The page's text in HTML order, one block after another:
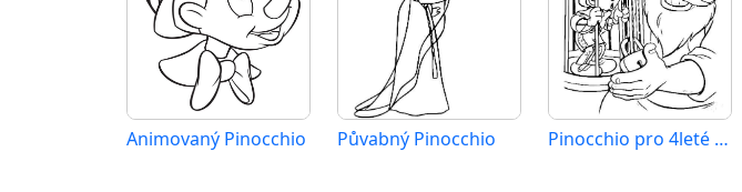
Animovaný Pinocchio Půvabný Pinocchio Pinocchio pro 4leté Děti